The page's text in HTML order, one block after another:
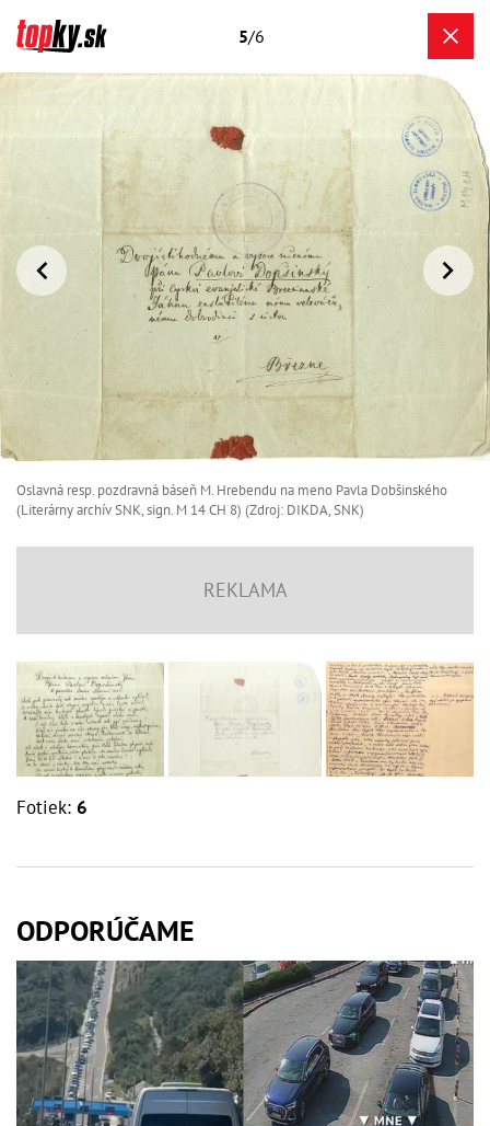
5/6
Oslavná resp. pozdravná báseň M. Hrebendu na meno Pavla Dobšinského
(Literárny archív SNK, sign. M 14 CH 8) (Zdroj: DIKDA, SNK)
Fotiek: 6
ODPORÚČAME